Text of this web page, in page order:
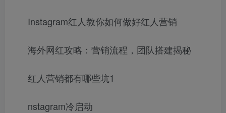
Instagram红人教你如何做好红人营销
海外网红攻略：营销流程，团队搭建揭秘
红人营销都有哪些坑1
nstagram冷启动